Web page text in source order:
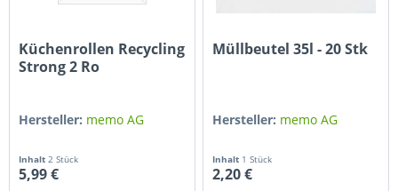
Küchenrollen Recycling
Strong 2 Ro
Hersteller: memo AG
Inhalt2 Stück
5,99 €
Müllbeutel 35l - 20 Stk
Hersteller: memo AG
Inhalt 1 Stück
2,20 €